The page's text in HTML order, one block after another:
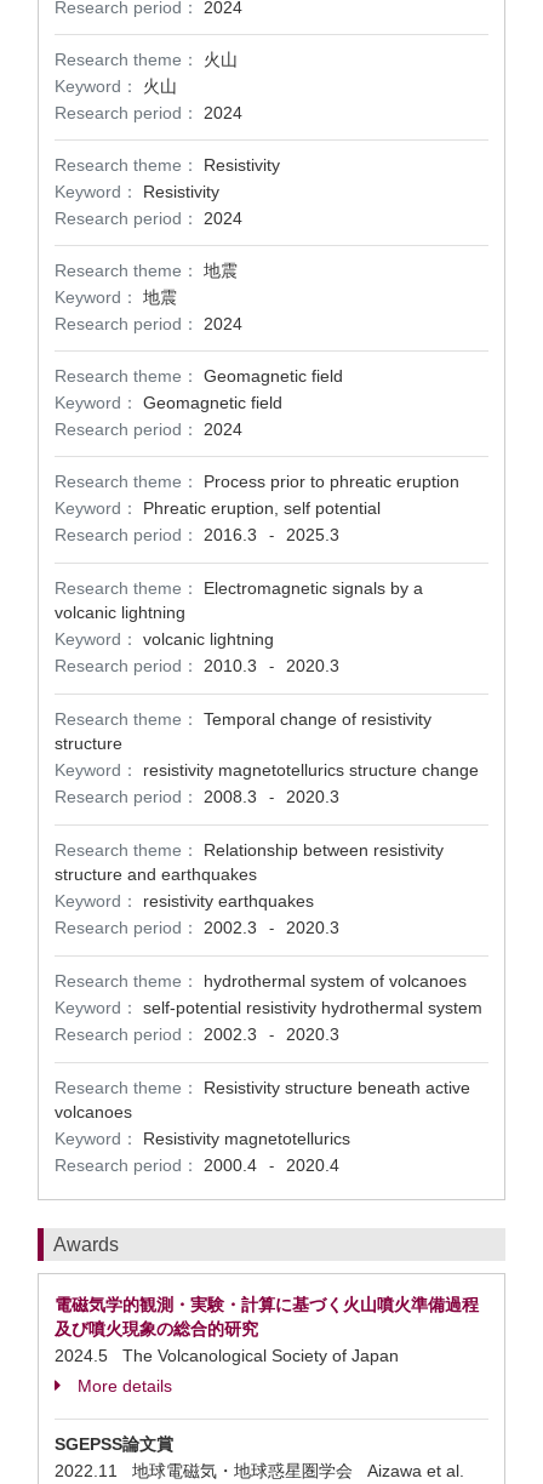
Research period： 2024
Research theme：
火山
Keyword：
火山
Research period：
2024
Research theme：
Resistivity
Keyword：
Resistivity
Research period：
2024
Research theme：
地震
Keyword：
地震
Research period：
2024
Research theme：
Geomagnetic field
Keyword：
Geomagnetic field
Research period：
2024
Research theme：
Process prior to phreatic eruption
Keyword：
Phreatic eruption, self potential
Research period：
2016.3 - 2025.3
Research theme：
Electromagnetic signals by a
volcanic lightning
Keyword：
volcanic lightning
Research period：
2010.3 - 2020.3
Research theme：
Temporal change of resistivity
structure
Keyword：
resistivity magnetotellurics structure change
Research period：
2008.3 - 2020.3
Research theme：
Relationship between resistivity
structure and earthquakes
Keyword：
resistivity earthquakes
Research period：
2002.3 - 2020.3
Research theme：
hydrothermal system of volcanoes
Keyword：
self-potential resistivity hydrothermal system
Research period：
2002.3 - 2020.3
Research theme：
Resistivity structure beneath active
volcanoes
Keyword：
Resistivity magnetotellurics
Research period：
2000.4 - 2020.4
Awards
電磁気学的観測・実験・計算に基づく火山噴火準備過程
及び噴火現象の総合的研究
2024.5 The Volcanological Society of Japan
More details
SGEPSS論文賞
2022.11 地球電磁気・地球惑星圏学会 Aizawa et al.